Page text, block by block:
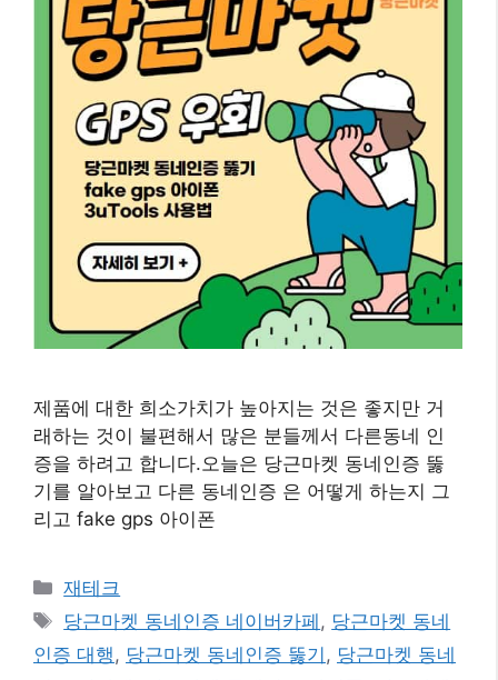
제품에 대한 희소가치가 높아지는 것은 좋지만 거
래하는 것이 불편해서 많은 분들께서 다른동네 인
증을 하려고 합니다.오늘은 당근마켓 동네인증 뚫
기를 알아보고 다른 동네인증 은 어떻게 하는지 그
리고 fake gps 아이폰
카
테
고
리
재테크
태
그
당근마켓 동네인증 네이버카페 , 당근마켓 동네
인증 대행 , 당근마켓 동네인증 뚫기 , 당근마켓 동네